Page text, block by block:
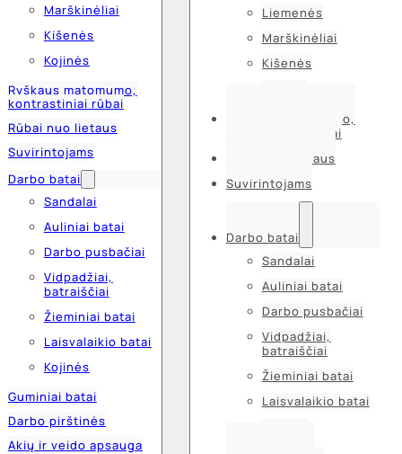
Marškinėliai
Kišenės
Kojinės
Ryškaus matomumo,
kontrastiniai rūbai
Rūbai nuo lietaus
Suvirintojams
Darbo batai
Sandalai
Auliniai batai
Darbo pusbačiai
Vidpadžiai,
batraiščiai
Žieminiai batai
Laisvalaikio batai
Kojinės
Guminiai batai
Darbo pirštinės
Akių ir veido apsauga
Liemenės
Marškinėliai
Kišenės
Ryškaus matomumo,
kontrastiniai rūbai
Rūbai nuo lietaus
Suvirintojams
Darbo batai
Sandalai
Auliniai batai
Darbo pusbačiai
Vidpadžiai,
batraiščiai
Žieminiai batai
Laisvalaikio batai